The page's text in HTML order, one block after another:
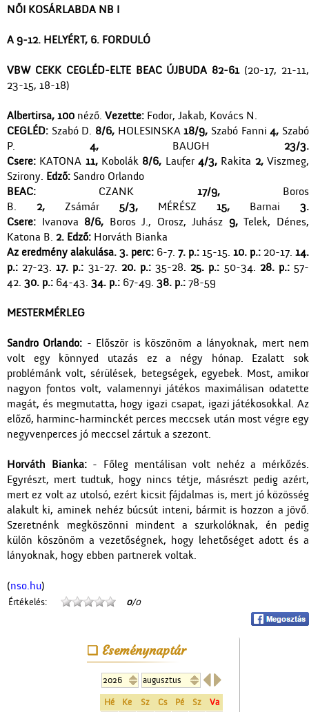
NŐI KOSÁRLABDA NB I
A 9-12. HELYÉRT, 6. FORDULÓ
VBW CEKK CEGLÉD-ELTE BEAC ÚJBUDA 82-61 (20-17, 21-11,
23-15, 18-18)
Albertirsa, 100 néző. Vezette: Fodor, Jakab, Kovács N.
CEGLÉD: Szabó D. 8/6, HOLESINSKA18/9, Szabó Fanni4, Szabó
P. 4,BAUGH23/3.
Csere: KATONA 11,Kobolák 8/6, Laufer4/3, Rakita 2,Viszmeg,
Szirony. Edző: Sandro Orlando
BEAC: CZANK 17/9,Boros
B. 2, Zsámár 5/3, MÉRÉSZ 15, Barnai 3.
Csere: Ivanova 8/6, Boros J., Orosz, Juhász 9,Telek, Dénes,
Katona B. 2. Edző: Horváth Bianka
Az eredmény alakulása. 3. perc: 6-7. 7. p.: 15-15. 10. p.: 20-17. 14.
p.: 27-23.17. p.: 31-27. 20. p.:35-28.25. p.: 50-34. 28. p.:57-
42. 30. p.: 64-43. 34. p.: 67-49. 38. p.: 78-59
MESTERMÉRLEG
Sandro Orlando: - Először is köszönöm a lányoknak, mert nem
volt egy könnyed utazás ez a négy hónap. Ezalatt sok
problémánk volt, sérülések, betegségek, egyebek. Most, amikor
nagyon fontos volt, valamennyi játékos maximálisan odatette
magát, és megmutatta, hogy igazi csapat, igazi játékosokkal. Az
előző, harminc-harminckét perces meccsek után most végre egy
negyvenperces jó meccsel zártuk a szezont.
Horváth Bianka:- Főleg mentálisan volt nehéz a mérkőzés.
Egyrészt, mert tudtuk, hogy nincs tétje, másrészt pedig azért,
mert ez volt az utolsó, ezért kicsit fájdalmas is, mert jó közösség
alakult ki, aminek nehéz búcsút inteni, bármit is hozzon a jövő.
Szeretnénk megköszönni mindent a szurkolóknak, én pedig
külön köszönöm a vezetőségnek, hogy lehetőséget adott és a
lányoknak, hogy ebben partnerek voltak.
(nso.hu)
Értékelés: 0/0
Eseménynaptár

Hé Ke Sz Cs Pé Sz Va